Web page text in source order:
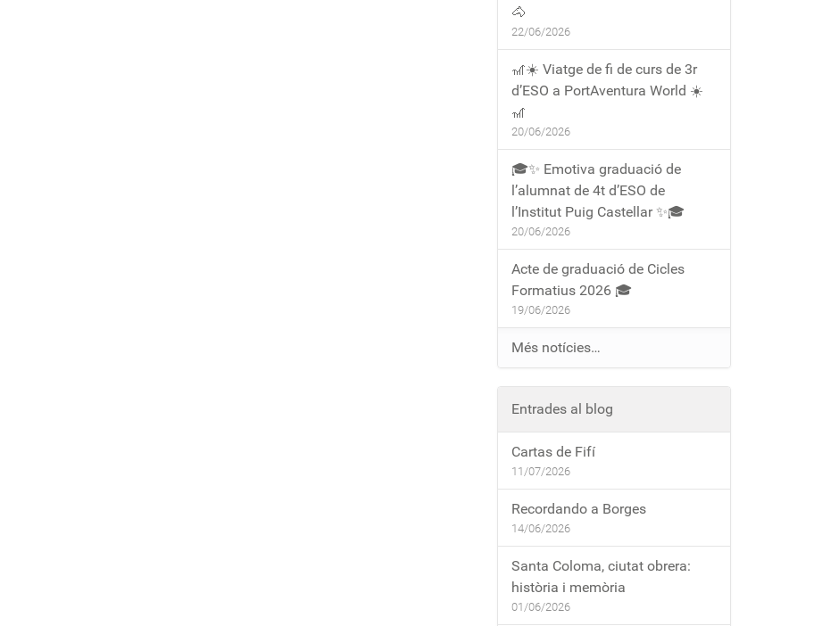
🐴
22/06/2026
🎢☀️ Viatge de fi de curs de 3r
d’ESO a PortAventura World ☀️
🎢
20/06/2026
🎓✨ Emotiva graduació de
l’alumnat de 4t d’ESO de
l’Institut Puig Castellar ✨🎓
20/06/2026
Acte de graduació de Cicles
Formatius 2026 🎓
19/06/2026
Més notícies…
Entrades al blog
Cartas de Fifí
11/07/2026
Recordando a Borges
14/06/2026
Santa Coloma, ciutat obrera:
història i memòria
01/06/2026